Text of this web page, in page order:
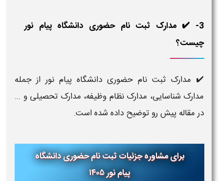
3- ✔️ مدارک ثبت نام حضوری دانشگاه پیام نور
چیست؟
✔️ مدارک ثبت نام حضوری دانشگاه پیام نور از جمله
مدارک شناسایی، مدارک نظام وظیفه، مدارک تحصیلی و ...
در مقاله پیش رو توضیح داده شده است.
برای مشاوره جزئیات ثبت نام حضوری دانشگاه
پیام نور۱۴۰۵